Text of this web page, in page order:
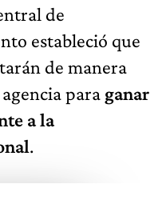
de
estableció que
de manera
para ganar
a la
.